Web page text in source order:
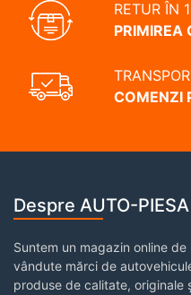
RETUR ÎN
PRIMIREA
COMENZI
Despre AUTO-PIESA
Suntem un magazin online
vândute mărci de
produse de calitate, originale